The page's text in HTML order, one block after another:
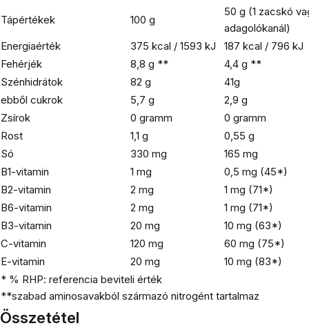
Tápértékek 100 g
50 g (1 zacskó
adagolókanál)
Energiaérték
375 kcal / 1593 kJ
187 kcal / 796 kJ
Fehérjék
8,8 g **
4,4 g **
Szénhidrátok
82 g
41g
ebből cukrok
5,7 g
2,9 g
Zsírok
0 gramm
0 gramm
Rost
1,1 g
0,55 g
Só
330 mg
165 mg
B1-vitamin
1 mg
0,5 mg (45*)
B2-vitamin
2 mg
1 mg (71*)
B6-vitamin
2 mg
1 mg (71*)
B3-vitamin
20 mg
10 mg (63*)
C-vitamin
120 mg
60 mg (75*)
E-vitamin
20 mg
10 mg (83*)
* % RHP: referencia beviteli érték
**szabad aminosavakból származó nitrogént tartalmaz
Összetétel